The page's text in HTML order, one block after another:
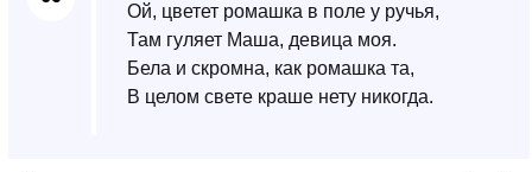
Ой, цветет ромашка в поле у ручья,
Там гуляет Маша, девица моя.
Бела и скромна, как ромашка та,
В целом свете краше нету никогда.